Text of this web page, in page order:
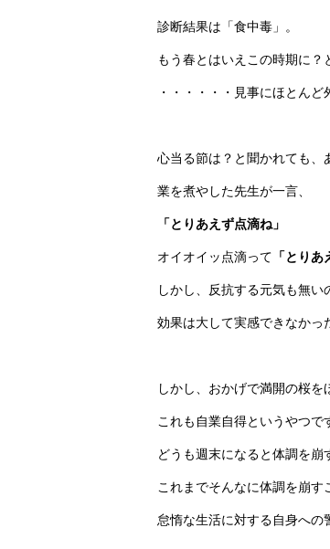
診断結果は「食中毒」。
もう春とはいえこの時期に？
・・・・・・見事にほとんど
心当る節は？と聞かれても、
業を煮やした先生が一言、
「とりあえず点滴ね」
オイオイッ点滴って 「とりあ
しかし、反抗する元気も無い
効果は大して実感できなかっ
しかし、おかげで満開の桜を
これも自業自得というやつで
どうも週末になると体調を崩
これまでそんなに体調を崩す
怠惰な生活に対する自身への